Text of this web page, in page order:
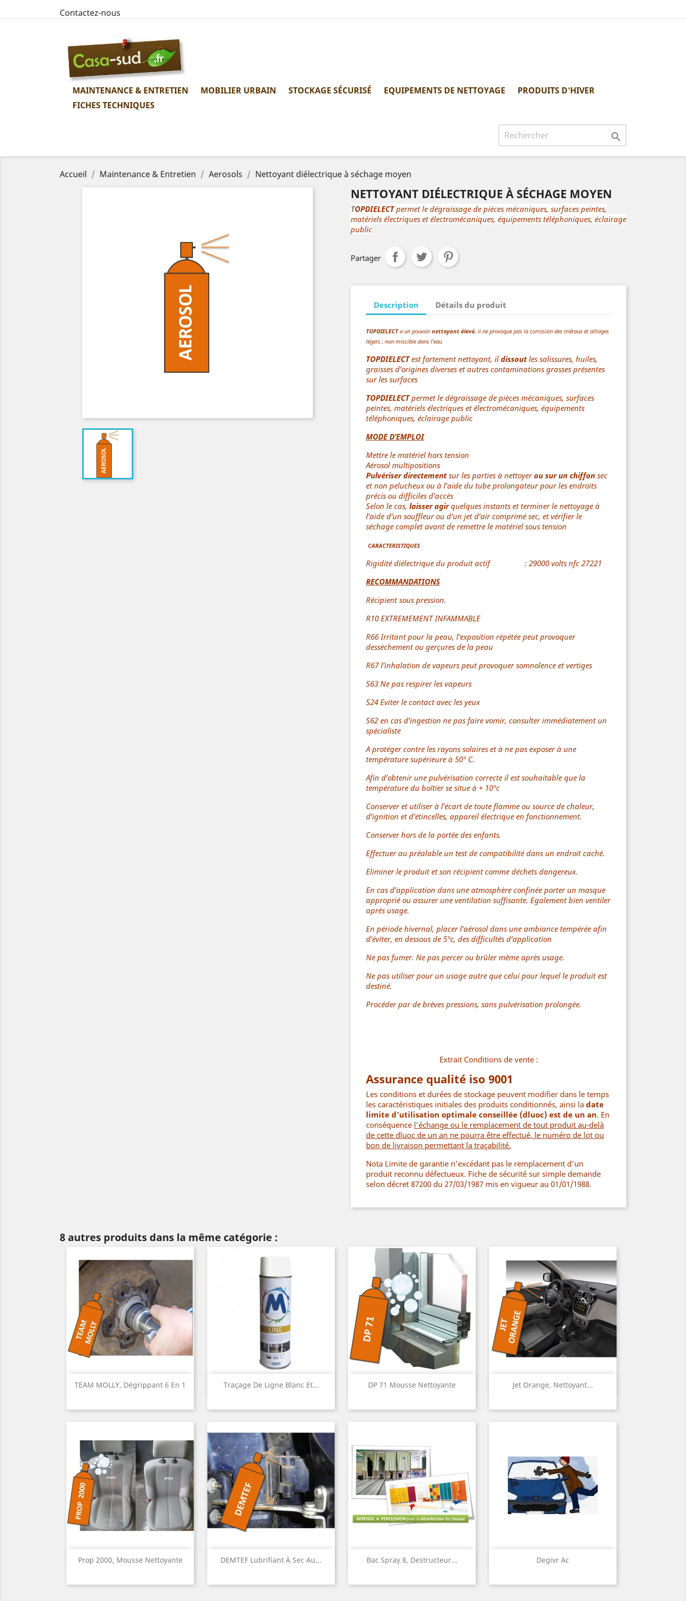
Contactez-nous
MAINTENANCE & ENTRETIEN MOBILIER URBAIN STOCKAGE SÉCURISÉ EQUIPEMENTS DE NETTOYAGE
PRODUITS D'HIVER
FICHES TECHNIQUES

Accueil Maintenance & Entretien Aerosols Nettoyant diélectrique à séchage moyen
NETTOYANT DIÉLECTRIQUE À SÉCHAGE MOYEN
TOPDIELECTpermet le dégraissage de pièces mécaniques, surfaces peintes,
matériels électriques et électromécaniques, équipements téléphoniques, éclairage
public
Partager
Description Détails du produit
TOPDIELECTa un pouvoirnettoyant élevé, il ne provoque pas la corrosion des métaux et alliages
légers ; non miscible dans l’eau
TOPDIELECTest fortement nettoyant, il dissoutles salissures, huiles,
graisses d’origines diverses et autres contaminations grasses présentes
sur les surfaces
TOPDIELECTpermet le dégraissage de pièces mécaniques, surfaces
peintes, matériels électriques et électromécaniques, équipements
téléphoniques, éclairage public
MODE D’EMPLOI
Mettre le matériel hors tension
Aérosol multipositions
Pulvériser directementsur les parties à nettoyerou sur un chiffon sec
et non pelucheux ou à l’aide du tube prolongateur pour les endroits
précis ou difficiles d’accès
Selon le cas, laisser agirquelques instants et terminer le nettoyage à
l’aide d’un souffleur ou d’un jet d’air comprimé sec, et vérifier le
séchage complet avant de remettre le matériel sous tension
CARACTERISTIQUES
Rigidité diélectrique du produit actif : 29000 volts nfc 27221
RECOMMANDATIONS
Récipient sous pression.
R10 EXTREMEMENT INFAMMABLE
R66 Irritant pour la peau, l’exposition répétée peut provoquer
dessèchement ou gerçures de la peau
R67 l’inhalation de vapeurs peut provoquer somnolence et vertiges
S63 Ne pas respirer les vapeurs
S24 Eviter le contact avec les yeux
S62 en cas d’ingestion ne pas faire vomir, consulter immédiatement un
spécialiste
A protéger contre les rayons solaires et à ne pas exposer à une
température supérieure à 50° C.
Afin d’obtenir une pulvérisation correcte il est souhaitable que la
température du boîtier se situe à + 10°c
Conserver et utiliser à l’écart de toute flamme ou source de chaleur,
d’ignition et d’étincelles, appareil électrique en fonctionnement.
Conserver hors de la portée des enfants.
Effectuer au préalable un test de compatibilité dans un endroit caché.
Eliminer le produit et son récipient comme déchets dangereux.
En cas d’application dans une atmosphère confinée porter un masque
approprié ou assurer une ventilation suffisante. Egalement bien ventiler
après usage.
En période hivernal, placer l’aérosol dans une ambiance tempérée afin
d’éviter, en dessous de 5°c, des difficultés d’application
Ne pas fumer. Ne pas percer ou brûler même après usage.
Ne pas utiliser pour un usage autre que celui pour lequel le produit est
destiné.
Procéder par de brèves pressions, sans pulvérisation prolongée.
Extrait Conditions de vente :
Assurance qualité iso 9001
Les conditions et durées de stockage peuvent modifier dans le temps
les caractéristiques initiales des produits conditionnés, ainsi la date
limite d’utilisation optimale conseillée (dluoc) est de un an. En
conséquence l’échange ou le remplacement de tout produit au-delà
de cette dluoc de un an ne pourra être effectué, le numéro de lot ou
bon de livraison permettant la traçabilité.
Nota Limite de garantie n’excédant pas le remplacement d’un
produit reconnu défectueux. Fiche de sécurité sur simple demande
selon décret 87200 du 27/03/1987 mis en vigueur au 01/01/1988.
8 autres produits dans la même catégorie :
TEAM MOLLY, Dégrippant 6 En 1
Aperçu rapide Traçage De Ligne Blanc Et...
Aperçu rapide DP 71 Mousse Nettoyante
 Aperçu rapide Jet Orange, Nettoyant...
Aperçu rapide
Prop 2000, Mousse Nettoyante
Aperçu rapide DEMTEF Lubrifiant À Sec Au...
 Aperçu rapide Bac Spray 8, Destructeur...
Aperçu rapide Degivr Ac
Aperçu rapide